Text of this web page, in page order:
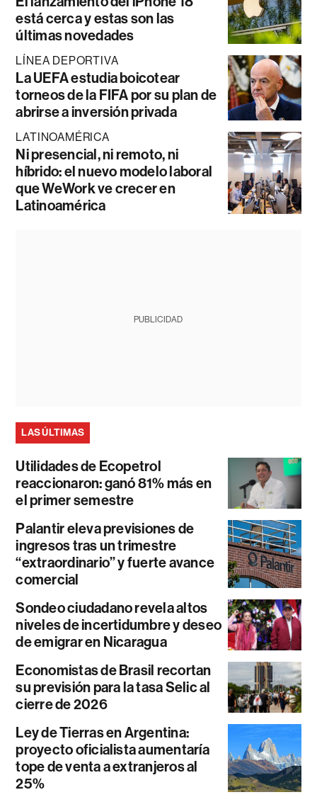
está cerca y estas son las
últimas novedades
LÍNEA DEPORTIVA
La UEFA estudia boicotear
torneos de la FIFA por su plan de
abrirse a inversión privada
LATINOAMÉRICA
Ni presencial, ni remoto, ni
híbrido: el nuevo modelo laboral
que WeWork ve crecer en
Latinoamérica
PUBLICIDAD
LAS ÚLTIMAS
Utilidades de Ecopetrol
reaccionaron: ganó 81% más en
el primer semestre
Palantir eleva previsiones de
ingresos tras un trimestre
“extraordinario” y fuerte avance
comercial
Sondeo ciudadano revela altos
niveles de incertidumbre y deseo
de emigrar en Nicaragua
Economistas de Brasil recortan
su previsión para la tasa Selic al
cierre de 2026
Ley de Tierras en Argentina:
proyecto oficialista aumentaría
tope de venta a extranjeros al
25%